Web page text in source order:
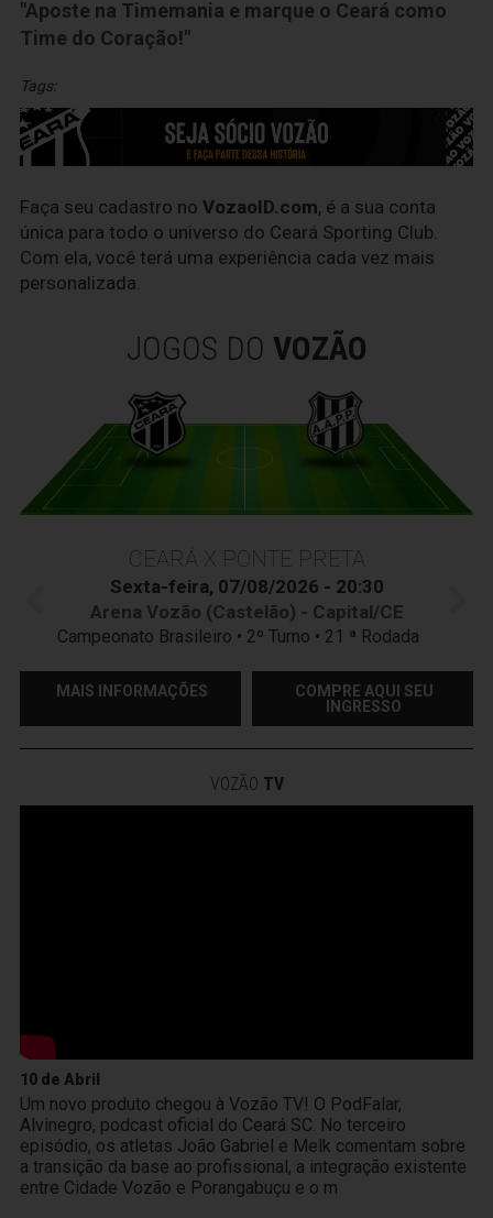
"Aposte na Timemania e marque o Ceará como
Time do Coração!"
Tags:
Faça seu cadastro no VozaoID.com, é a sua conta
única para todo o universo do Ceará Sporting Club.
Com ela, você terá uma experiência cada vez mais
personalizada.
JOGOS DO VOZÃO
CEARÁ X PONTE PRETA
Sexta-feira, 07/08/2026 - 20:30
Arena Vozão (Castelão) - Capital/CE
Campeonato Brasileiro • 2º Turno • 21 ª Rodada
MAIS INFORMAÇÕES
COMPRE AQUI SEU
INGRESSO
VOZÃO TV
10 de Abril
Um novo produto chegou à Vozão TV! O PodFalar,
Alvinegro, podcast oficial do Ceará SC. No terceiro
episódio, os atletas João Gabriel e Melk comentam sobre
a transição da base ao profissional, a integração existente
entre Cidade Vozão e Porangabuçu e o m